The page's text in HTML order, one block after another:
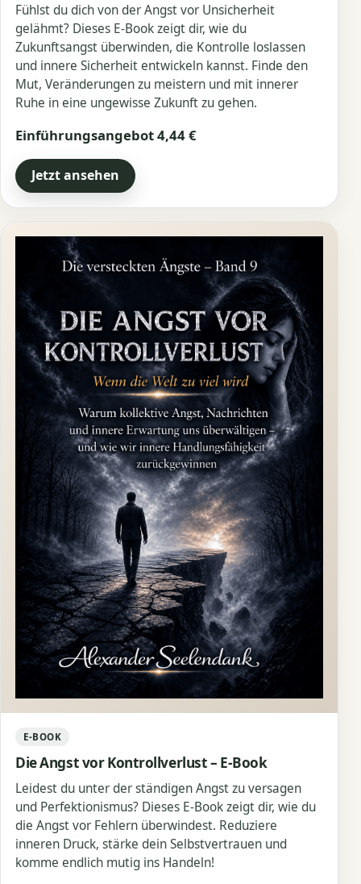
Fühlst du dich von der Angst vor Unsicherheit
gelähmt? Dieses E-Book zeigt dir, wie du
Zukunftsangst überwinden, die Kontrolle loslassen
und innere Sicherheit entwickeln kannst. Finde den
Mut, Veränderungen zu meistern und mit innerer
Ruhe in eine ungewisse Zukunft zu gehen.
Einführungsangebot 4,44 €
Jetzt ansehen
E-BOOK
Die Angst vor Kontrollverlust – E-Book
Leidest du unter der ständigen Angst zu versagen
und Perfektionismus? Dieses E-Book zeigt dir, wie du
die Angst vor Fehlern überwindest. Reduziere
inneren Druck, stärke dein Selbstvertrauen und
komme endlich mutig ins Handeln!